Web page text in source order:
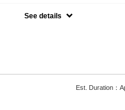
See details
Est. Duration：